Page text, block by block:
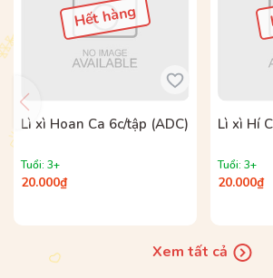
Hết hàng
Lì xì Hoan Ca 6c/tập (ADC)
Tuổi: 3+
20.000₫
Lì xì Hí
Tuổi: 3+
20.000₫
Xem tất cả